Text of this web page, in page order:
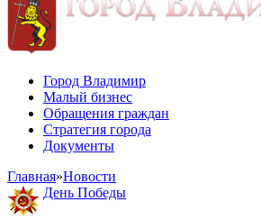
Город Владимир
Малый бизнес
Обращения граждан
Стратегия города
Документы
Главная»Новости
День Победы